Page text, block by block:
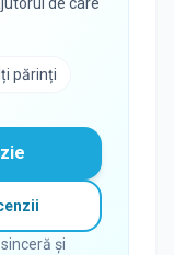
de care
părinți
și